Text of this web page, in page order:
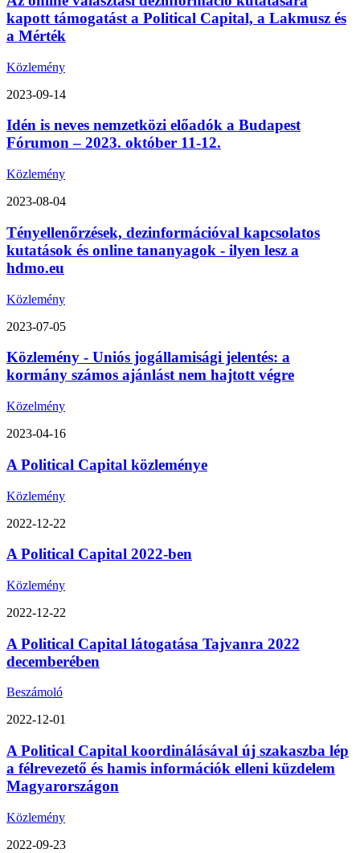
kapott támogatást a Political Capital, a Lakmusz és
a Mérték
Közlemény
2023-09-14
Idén is neves nemzetközi előadók a Budapest
Fórumon – 2023. október 11-12.
Közlemény
2023-08-04
Tényellenőrzések, dezinformációval kapcsolatos
kutatások és online tananyagok - ilyen lesz a
hdmo.eu
Közlemény
2023-07-05
Közlemény - Uniós jogállamisági jelentés: a
kormány számos ajánlást nem hajtott végre
Közelmény
2023-04-16
A Political Capital közleménye
Közlemény
2022-12-22
A Political Capital 2022-ben
Közlemény
2022-12-22
A Political Capital látogatása Tajvanra 2022
decemberében
Beszámoló
2022-12-01
A Political Capital koordinálásával új szakaszba lép
a félrevezető és hamis információk elleni küzdelem
Magyarországon
Közlemény
2022-09-23